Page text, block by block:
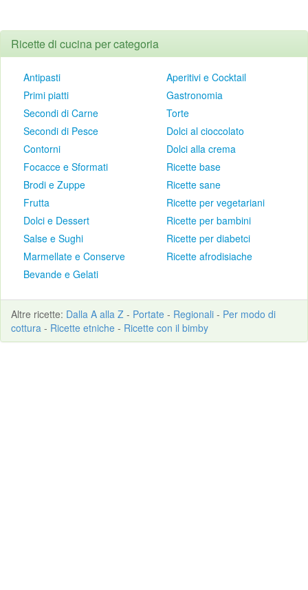
Ricette di cucina per categoria
Antipasti
Primi piatti
Secondi di Carne
Secondi di Pesce
Contorni
Focacce e Sformati
Brodi e Zuppe
Frutta
Dolci e Dessert
Salse e Sughi
Marmellate e Conserve
Bevande e Gelati
Aperitivi e Cocktail
Gastronomia
Torte
Dolci al cioccolato
Dolci alla crema
Ricette base
Ricette sane
Ricette per vegetariani
Ricette per bambini
Ricette per diabetci
Ricette afrodisiache
Altre ricette: Dalla A alla Z - Portate - Regionali - Per modo di
cottura - Ricette etniche - Ricette con il bimby